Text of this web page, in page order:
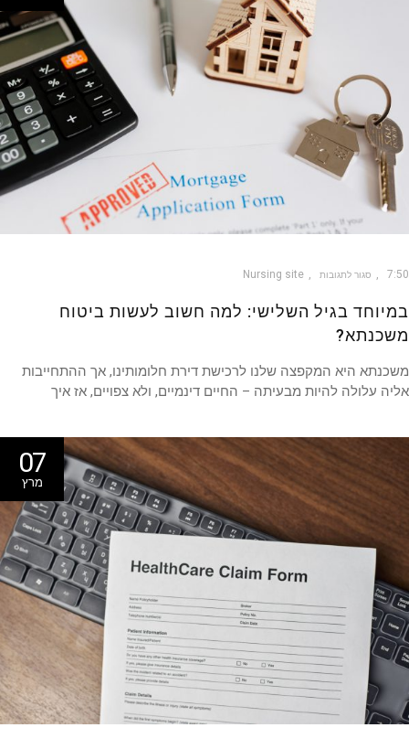
סגור לתגובות Nursing site
בגיל השלישי: למה חשוב לעשות ביטוח
היא המקפצה שלנו לרכישת דירת חלומותינו, אך ההתחייבות
עלולה להיות מבעיתה – החיים דינמיים, ולא צפויים, אז איך
07
מרץ